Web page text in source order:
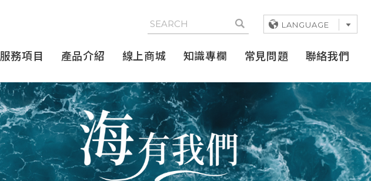
LANGUAGE
服務項目 產品介紹 線上商城 知識專欄 常見問題 聯絡我們